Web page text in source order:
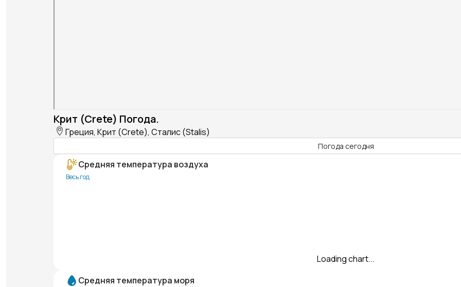
Крит (Crete) Погода.
Греция, Крит (Crete), Сталис (Stalis)
Погода сегодня
Средняя температура воздуха
Весь год
Loading chart...
Средняя температура моря